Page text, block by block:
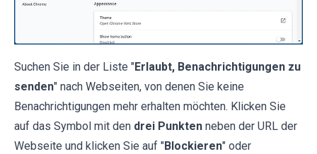
Suchen Sie in der Liste "Erlaubt, Benachrichtigungen zu
senden" nach Webseiten, von denen Sie keine
Benachrichtigungen mehr erhalten möchten. Klicken Sie
auf das Symbol mit den drei Punkten neben der URL der
Webseite und klicken Sie auf "Blockieren" oder